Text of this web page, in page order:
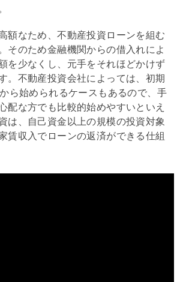
額なため、不動産投資ローンを組む
そのため金融機関からの借入れによ
を少なくし、元手をそれほどかけず
。不動産投資会社によっては、初期
ら始められるケースもあるので、手
配な方でも比較的始めやすいといえ
は、自己資金以上の規模の投資対象
賃収入でローンの返済ができる仕組